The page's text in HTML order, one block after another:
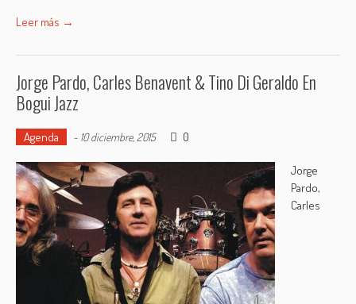
Leer más →
Jorge Pardo, Carles Benavent & Tino Di Geraldo En
Bogui Jazz
Agenda - 10 diciembre, 2015 0
Jorge
Pardo,
Carles